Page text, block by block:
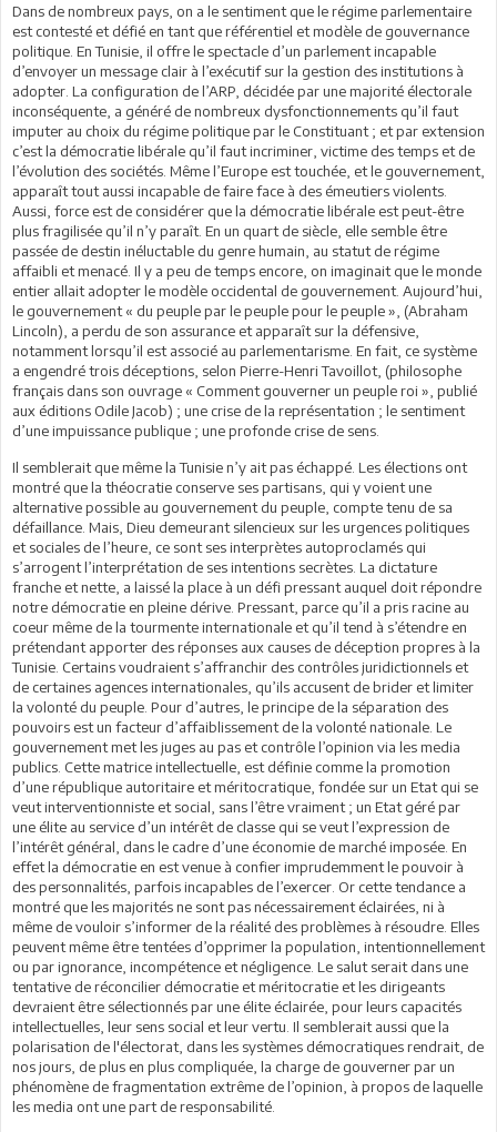
Dans de nombreux pays, on a le sentiment que le régime parlementaire
est contesté et défié en tant que référentiel et modèle de gouvernance
politique. En Tunisie, il offre le spectacle d’un parlement incapable
d’envoyer un message clair à l’exécutif sur la gestion des institutions à
adopter. La configuration de l’ARP, décidée par une majorité électorale
inconséquente, a généré de nombreux dysfonctionnements qu’il faut
imputer au choix du régime politique par le Constituant ; et par extension
c’est la démocratie libérale qu’il faut incriminer, victime des temps et de
l’évolution des sociétés. Même l’Europe est touchée, et le gouvernement,
apparaît tout aussi incapable de faire face à des émeutiers violents.
Aussi, force est de considérer que la démocratie libérale est peut-être
plus fragilisée qu’il n’y paraît. En un quart de siècle, elle semble être
passée de destin inéluctable du genre humain, au statut de régime
affaibli et menacé. Il y a peu de temps encore, on imaginait que le monde
entier allait adopter le modèle occidental de gouvernement. Aujourd’hui,
le gouvernement « du peuple par le peuple pour le peuple », (Abraham
Lincoln), a perdu de son assurance et apparaît sur la défensive,
notamment lorsqu’il est associé au parlementarisme. En fait, ce système
a engendré trois déceptions, selon Pierre-Henri Tavoillot, (philosophe
français dans son ouvrage « Comment gouverner un peuple roi », publié
aux éditions Odile Jacob) ; une crise de la représentation ; le sentiment
d’une impuissance publique ; une profonde crise de sens.
Il semblerait que même la Tunisie n’y ait pas échappé. Les élections ont
montré que la théocratie conserve ses partisans, qui y voient une
alternative possible au gouvernement du peuple, compte tenu de sa
défaillance. Mais, Dieu demeurant silencieux sur les urgences politiques
et sociales de l’heure, ce sont ses interprètes autoproclamés qui
s’arrogent l’interprétation de ses intentions secrètes. La dictature
franche et nette, a laissé la place à un défi pressant auquel doit répondre
notre démocratie en pleine dérive. Pressant, parce qu’il a pris racine au
coeur même de la tourmente internationale et qu’il tend à s’étendre en
prétendant apporter des réponses aux causes de déception propres à la
Tunisie. Certains voudraient s’affranchir des contrôles juridictionnels et
de certaines agences internationales, qu’ils accusent de brider et limiter
la volonté du peuple. Pour d’autres, le principe de la séparation des
pouvoirs est un facteur d’affaiblissement de la volonté nationale. Le
gouvernement met les juges au pas et contrôle l’opinion via les media
publics. Cette matrice intellectuelle, est définie comme la promotion
d’une république autoritaire et méritocratique, fondée sur un Etat qui se
veut interventionniste et social, sans l’être vraiment ; un Etat géré par
une élite au service d’un intérêt de classe qui se veut l’expression de
l’intérêt général, dans le cadre d’une économie de marché imposée. En
effet la démocratie en est venue à confier imprudemment le pouvoir à
des personnalités, parfois incapables de l’exercer. Or cette tendance a
montré que les majorités ne sont pas nécessairement éclairées, ni à
même de vouloir s’informer de la réalité des problèmes à résoudre. Elles
peuvent même être tentées d’opprimer la population, intentionnellement
ou par ignorance, incompétence et négligence. Le salut serait dans une
tentative de réconcilier démocratie et méritocratie et les dirigeants
devraient être sélectionnés par une élite éclairée, pour leurs capacités
intellectuelles, leur sens social et leur vertu. Il semblerait aussi que la
polarisation de l'électorat, dans les systèmes démocratiques rendrait, de
nos jours, de plus en plus compliquée, la charge de gouverner par un
phénomène de fragmentation extrême de l’opinion, à propos de laquelle
les media ont une part de responsabilité.